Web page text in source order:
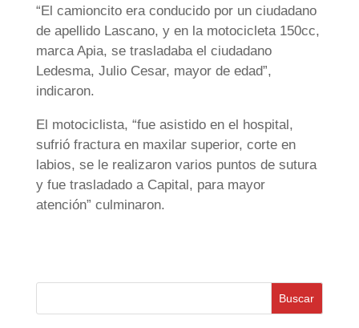
“El camioncito era conducido por un ciudadano
de apellido Lascano, y en la motocicleta 150cc,
marca Apia, se trasladaba el ciudadano
Ledesma, Julio Cesar, mayor de edad”,
indicaron.
El motociclista, “fue asistido en el hospital,
sufrió fractura en maxilar superior, corte en
labios, se le realizaron varios puntos de sutura
y fue trasladado a Capital, para mayor
atención” culminaron.
Buscar